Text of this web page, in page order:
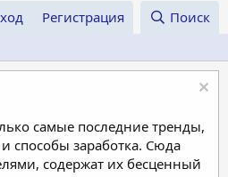
Регистрация Поиск
самые последние тренды,
способы заработка. Сюда
содержат их бесценный